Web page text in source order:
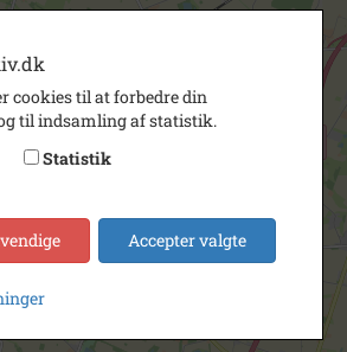
cookies til at forbedre din
til indsamling af statistik.
Statistik
Accepter valgte